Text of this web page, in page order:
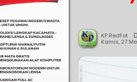
KP RedFot
Kamis, 27